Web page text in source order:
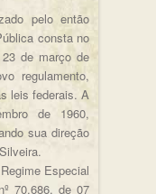
pelo então
consta no
de março de
regulamento,
leis federais. A
de 1960,
sua direção
Especial
70.686, de 07